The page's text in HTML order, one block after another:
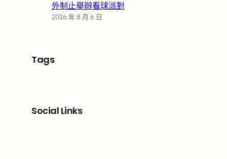
外制止舉辦看球派對
2026 年 8 月 6 日
Tags
Social Links